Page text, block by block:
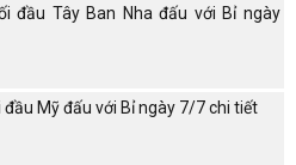
đầu Tây Ban Nha đấu với Bỉ ngày
đầu Mỹ đấu với Bỉ ngày 7/7 chi tiết